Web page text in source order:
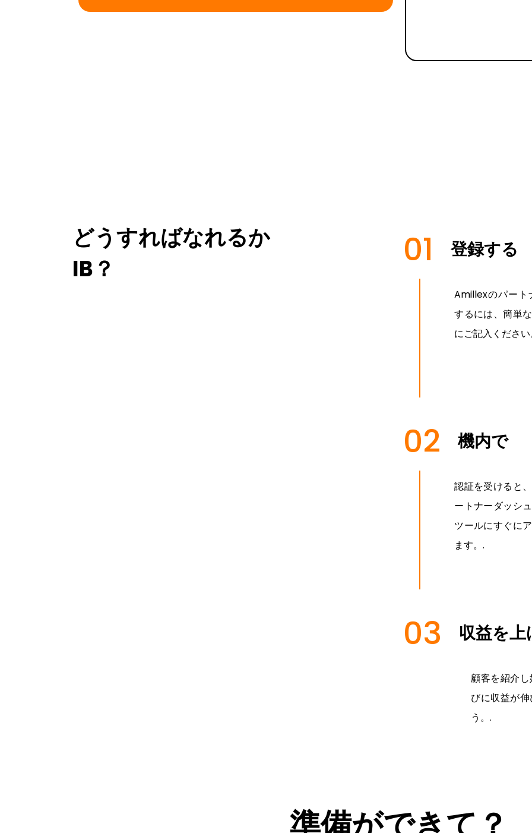
どうすればなれるか
IB？
01 登録する
Amillexのパート
するには、簡単
にご記入くださ
02 機内で
認証を受けると
ートナーダッシ
ツールにすぐに
ます。.
03 収益を
顧客を紹介
びに収益が
う。.